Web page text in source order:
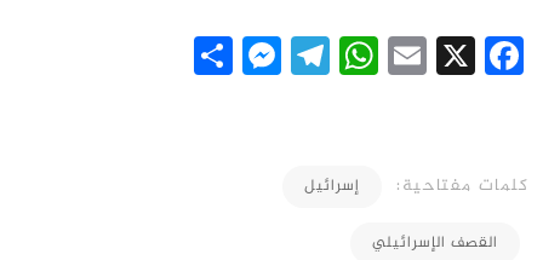
Facebook
X
Email
WhatsApp
Telegram
Messenger
كلمات مفتاحية: إسرائيل
القصف الإسرائيلي